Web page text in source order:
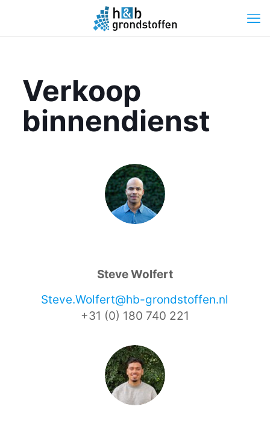
Verkoop
binnendienst
Steve Wolfert
Steve.Wolfert@hb-grondstoffen.nl
+31 (0) 180 740 221